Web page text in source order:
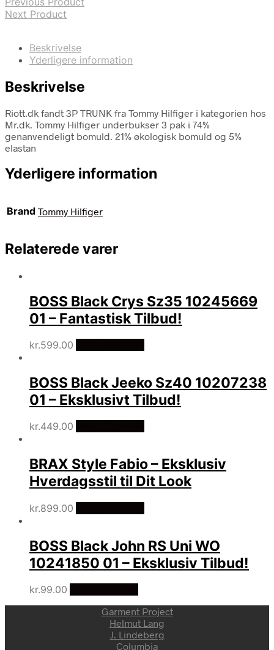
Next Product
Beskrivelse
Yderligere information
Beskrivelse
Riott.dk fandt 3P TRUNK fra Tommy Hilfiger i kategorien hos
Mr.dk. Tommy Hilfiger underbukser 3 pak i 74%
genanvendeligt bomuld. 21% økologisk bomuld og 5%
elastan
Yderligere information
Brand Tommy Hilfiger
Relaterede varer
BOSS Black Crys Sz35 10245669
01 – Fantastisk Tilbud!
kr.599.00
BOSS Black Jeeko Sz40 10207238
01 – Eksklusivt Tilbud!
kr.449.00
BRAX Style Fabio – Eksklusiv
Hverdagsstil til Dit Look
kr.899.00
BOSS Black John RS Uni WO
10241850 01 – Eksklusiv Tilbud!
kr.99.00
Garment Project
Helmut Lang
J. Lindeberg
Columbia